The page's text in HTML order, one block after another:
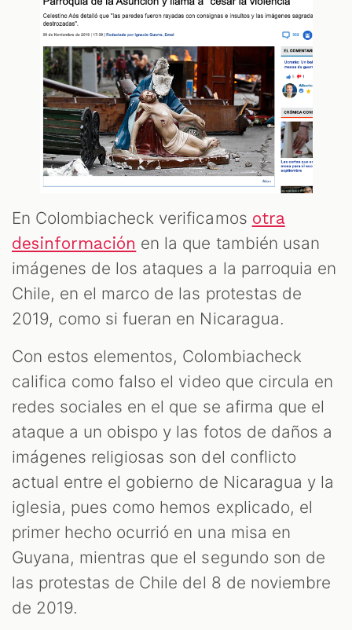
En Colombiacheck verificamos otra
desinformación en la que también usan
imágenes de los ataques a la parroquia en
Chile, en el marco de las protestas de
2019, como si fueran en Nicaragua.
Con estos elementos, Colombiacheck
califica como falso el video que circula en
redes sociales en el que se afirma que el
ataque a un obispo y las fotos de daños a
imágenes religiosas son del conflicto
actual entre el gobierno de Nicaragua y la
iglesia, pues como hemos explicado, el
primer hecho ocurrió en una misa en
Guyana, mientras que el segundo son de
las protestas de Chile del 8 de noviembre
de 2019.